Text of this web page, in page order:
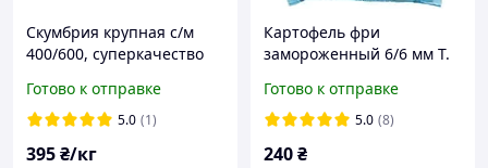
Скумбрия крупная с/м
400/600, суперкачество
Готово к отправке
5.0 (1)
395₴/кг
Картофель фри
замороженный 6/6 мм T.
Готово к отправке
5.0 (8)
240₴